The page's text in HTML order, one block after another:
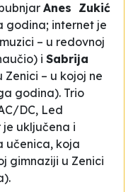
Anes Zukić
godina; internet je
– u redovnoj
i Sabrija
– u kojoj ne
godina). Trio
DC, Led
je uključena i
učenica, koja
gimnaziji u Zenici